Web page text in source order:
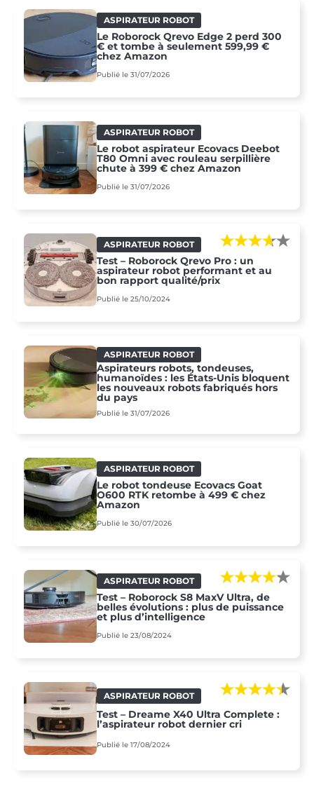
ASPIRATEUR ROBOT
Le Roborock Qrevo Edge 2 perd 300
€ et tombe à seulement 599,99 €
chez Amazon
Publié le 31/07/2026
ASPIRATEUR ROBOT
Le robot aspirateur Ecovacs Deebot
T80 Omni avec rouleau serpillière
chute à 399 € chez Amazon
Publié le 31/07/2026
ASPIRATEUR ROBOT
Test – Roborock Qrevo Pro : un
aspirateur robot performant et au
bon rapport qualité/prix
Publié le 25/10/2024
ASPIRATEUR ROBOT
Aspirateurs robots, tondeuses,
humanoïdes : les États-Unis bloquent
les nouveaux robots fabriqués hors
du pays
Publié le 31/07/2026
ASPIRATEUR ROBOT
Le robot tondeuse Ecovacs Goat
O600 RTK retombe à 499 € chez
Amazon
Publié le 30/07/2026
ASPIRATEUR ROBOT
Test – Roborock S8 MaxV Ultra, de
belles évolutions : plus de puissance
et plus d’intelligence
Publié le 23/08/2024
ASPIRATEUR ROBOT
Test – Dreame X40 Ultra Complete :
l’aspirateur robot dernier cri
Publié le 17/08/2024